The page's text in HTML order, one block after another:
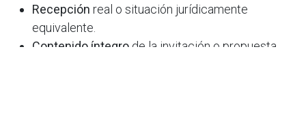
Recepción real o situación jurídicamente
equivalente.
Contenido íntegro de la invitación o propuesta.